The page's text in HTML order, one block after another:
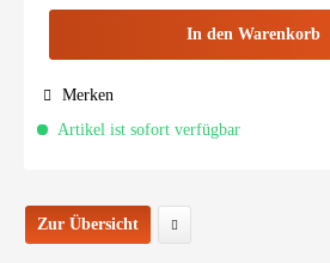
In den Warenkorb
Merken
Artikel ist sofort verfügbar
Zur Übersicht